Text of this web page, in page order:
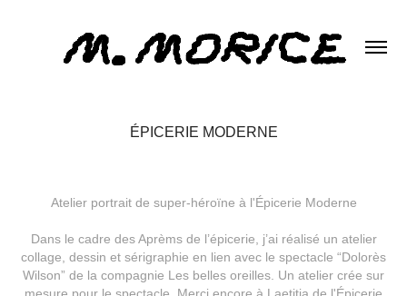
ÉPICERIE MODERNE
Atelier portrait de super-héroïne à l'Épicerie Moderne
Dans le cadre des Aprèms de l’épicerie, j’ai réalisé un atelier
collage, dessin et sérigraphie en lien avec le spectacle “Dolorès
Wilson” de la compagnie Les belles oreilles. Un atelier crée sur